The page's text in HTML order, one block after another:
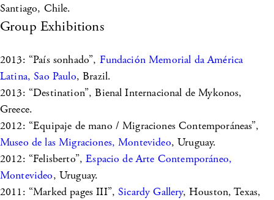
Santiago, Chile.
Group Exhibitions
2013: “País sonhado”, Fundación Memorial da América
Latina, Sao Paulo, Brazil.
2013: “Destination”, Bienal Internacional de Mykonos,
Greece.
2012: “Equipaje de mano / Migraciones Contemporáneas”,
Museo de las Migraciones, Montevideo, Uruguay.
2012: “Felisberto”,Espacio de Arte Contemporáneo,
Montevideo, Uruguay.
2011: “Marked pages III”,Sicardy Gallery, Houston, Texas,